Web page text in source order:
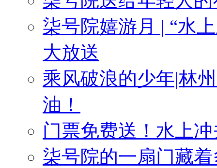
柒号院嬉游月 | “水
大放送
乘风破浪的少年|林
油！
门票免费送！水上
柒号院的一扇门藏